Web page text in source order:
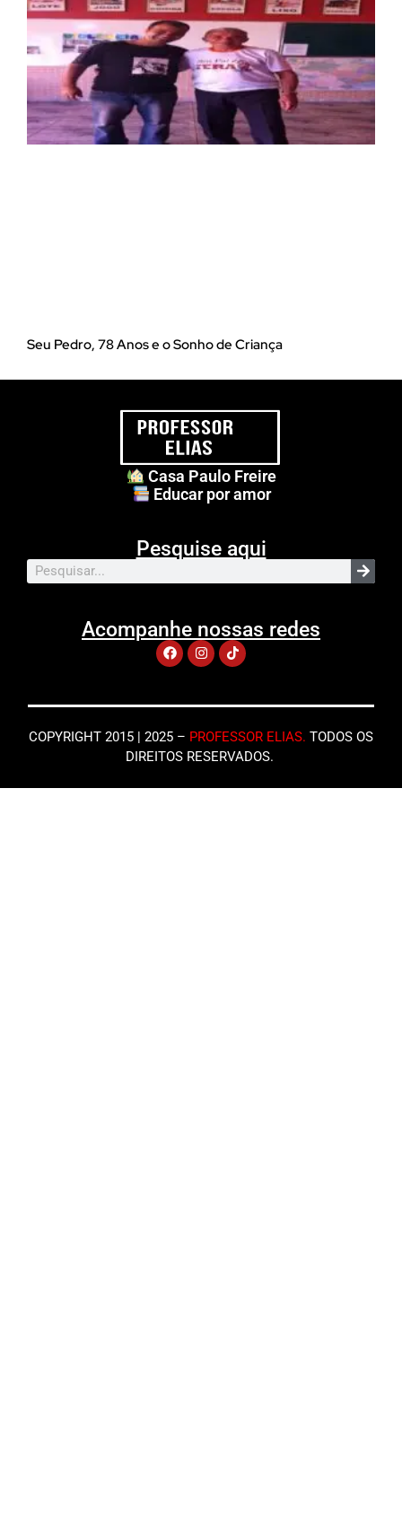
Seu Pedro, 78 Anos e o Sonho de Criança
Casa Paulo Freire
Educar por amor
Pesquise aqui
Acompanhe nossas redes
COPYRIGHT 2015 | 2025 – PROFESSOR ELIAS. TODOS OS
DIREITOS RESERVADOS.